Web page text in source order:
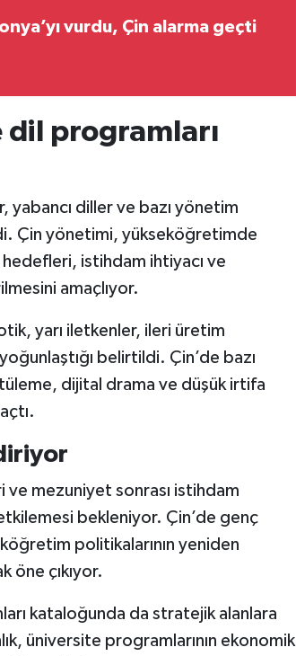
vurdu, Çin alarma geçti
programları
yabancı diller ve bazı yönetim
Çin yönetimi, yükseköğretimde
hedefleri, istihdam ihtiyacı ve
amaçlıyor.
yarı iletkenler, ileri üretim
belirtildi. Çin’de bazı
dijital drama ve düşük irtifa
mezuniyet sonrası istihdam
bekleniyor. Çin’de genç
politikalarının yeniden
öne çıkıyor.
kataloğunda da stratejik alanlara
üniversite programlarının ekonomik